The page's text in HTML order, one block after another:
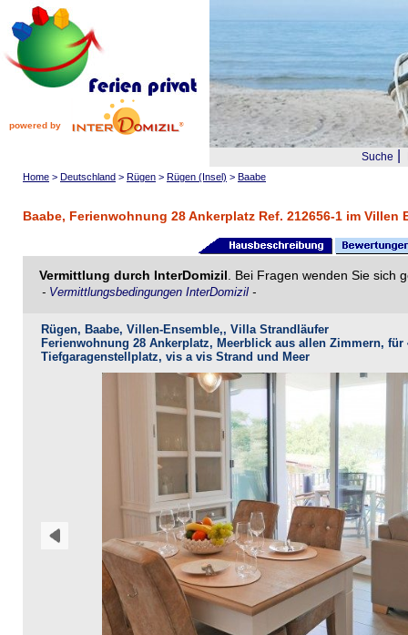
powered by
Suche
Home > Deutschland > Rügen > Rügen (Insel) > Baabe
Baabe, Ferienwohnung 28 Ankerplatz Ref. 212656-1 im Villen
Vermittlung durch InterDomizil . Bei Fragen wenden Sie sich
- Vermittlungsbedingungen InterDomizil -
Rügen, Baabe, Villen-Ensemble,, Villa Strandläufer
Ferienwohnung 28 Ankerplatz, Meerblick aus allen Zimmern, für
Tiefgaragenstellplatz, vis a vis Strand und Meer